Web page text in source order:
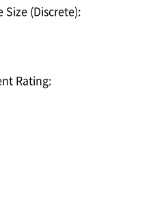
Size (Discrete):
Rating: